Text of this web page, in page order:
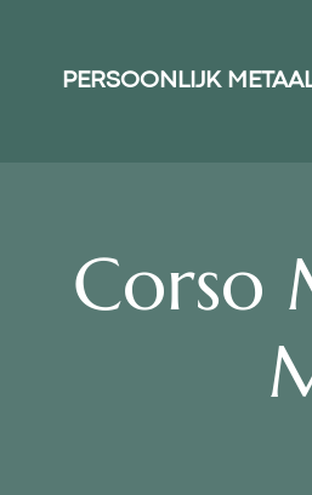
PERSOONLIJK
Corso